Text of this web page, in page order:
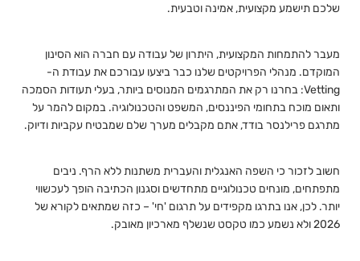
שלכם תישמע מקצועית, אמינה וטבעית.
מעבר להתמחות המקצועית, היתרון של עבודה עם חברה הוא הסינון
המוקדם. מנהלי הפרויקטים שלנו כבר ביצעו עבורכם את עבודת ה-
Vetting: בחרנו רק את המתרגמים המנוסים ביותר, בעלי תעודות הסמכה
ותאום מוכח בתחומי הפיננסים, המשפט והטכנולוגיה. במקום להמר על
מתרגם פרילנסר בודד, אתם מקבלים מערך שלם שמבטיח עקביות ודיוק.
חשוב לזכור כי השפה האנגלית והעברית משתנות ללא הרף. ניבים
מתפתחים, מונחים טכנולוגיים מתחדשים וסגנון הכתיבה הופך לעכשווי
יותר. לכן, אנו בתרגו מקפידים על תרגום 'חי' – כזה שמתאים לקורא של
2026 ולא נשמע כמו טקסט שנשלף מארכיון מאובק.